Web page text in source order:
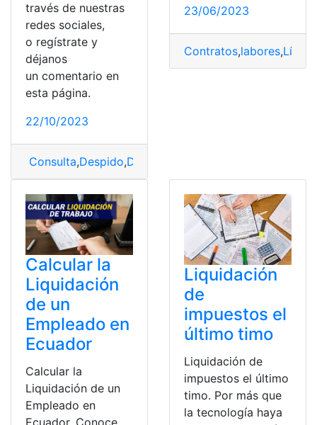
través de nuestras
redes sociales,
o regístrate y
déjanos
un comentario en
esta página.
22/10/2023
Consulta,Despido,Despido intempestivo
23/06/2023
Contratos,labores,Línea
Calcular la
Liquidación
de un
Empleado en
Ecuador
Calcular la
Liquidación de un
Empleado en
Ecuador. Conoce
Liquidación
de
impuestos el
último timo
Liquidación de
impuestos el último
timo. Por más que
la tecnología haya